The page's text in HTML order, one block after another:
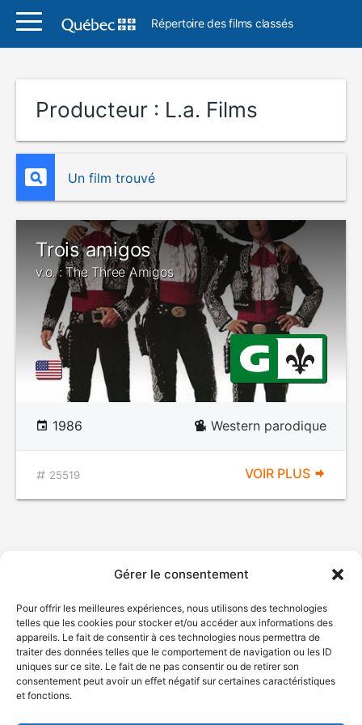
Gérer le consentement
Pour offrir les meilleures expériences, nous utilisons des technologies
telles que les cookies pour stocker et/ou accéder aux informations des
appareils. Le fait de consentir à ces technologies nous permettra de
traiter des données telles que le comportement de navigation ou les ID
uniques sur ce site. Le fait de ne pas consentir ou de retirer son
consentement peut avoir un effet négatif sur certaines caractéristiques
et fonctions.
Répertoire des films classés
Producteur : L.a. Films
Un film trouvé
Trois amigos
v.o. : The Three Amigos
1986 Western parodique
25519 VOIR PLUS